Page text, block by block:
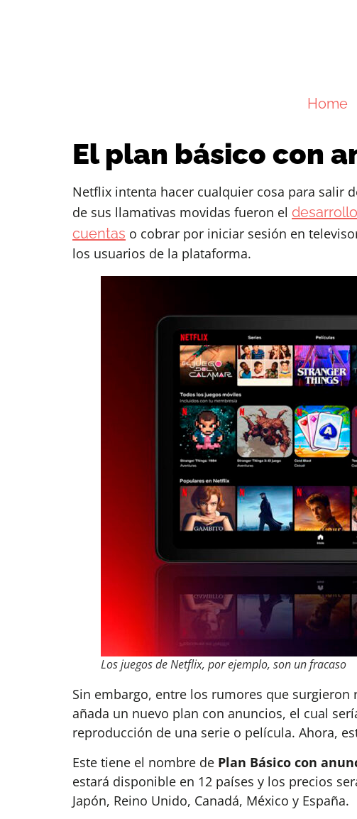
Home
El plan básico con
Netflix intenta hacer cualquier cosa para salir
de sus llamativas movidas fueron el
cuentas o cobrar por iniciar sesión en
los usuarios de la plataforma.
Los juegos de Netflix, por ejemplo, son un fracaso
Sin embargo, entre los rumores que
añada un nuevo plan con anuncios, el cual
reproducción de una serie o película. Ahora,
Este tiene el nombre de Plan Básico con
estará disponible en 12 países y los precios
Japón, Reino Unido, Canadá, México y España.